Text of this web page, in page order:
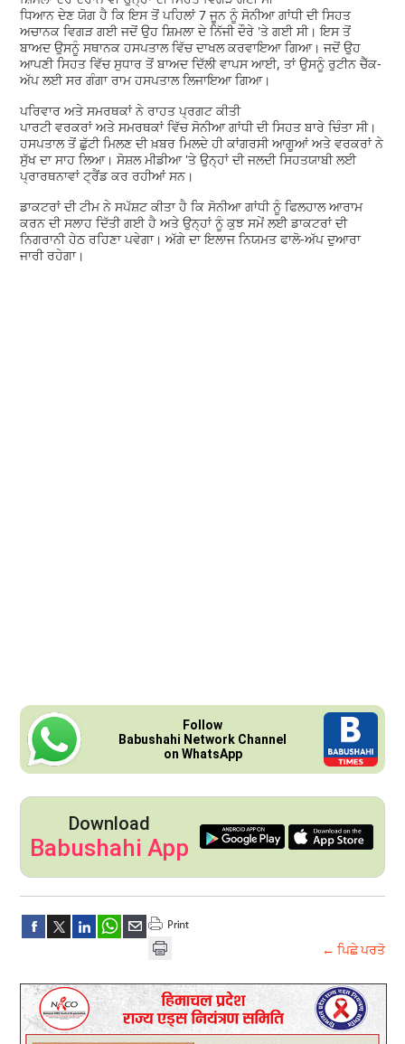
ਧਿਆਨ ਦੇਣ ਯੋਗ ਹੈ ਕਿ ਇਸ ਤੋਂ ਪਹਿਲਾਂ 7 ਜੂਨ ਨੂੰ ਸੋਨੀਆ ਗਾਂਧੀ ਦੀ ਸਿਹਤ
ਅਚਾਨਕ ਵਿਗੜ ਗਈ ਜਦੋਂ ਉਹ ਸ਼ਿਮਲਾ ਦੇ ਨਿੱਜੀ ਦੌਰੇ 'ਤੇ ਗਈ ਸੀ। ਇਸ ਤੋਂ
ਬਾਅਦ ਉਸਨੂੰ ਸਥਾਨਕ ਹਸਪਤਾਲ ਵਿੱਚ ਦਾਖਲ ਕਰਵਾਇਆ ਗਿਆ। ਜਦੋਂ ਉਹ
ਆਪਣੀ ਸਿਹਤ ਵਿੱਚ ਸੁਧਾਰ ਤੋਂ ਬਾਅਦ ਦਿੱਲੀ ਵਾਪਸ ਆਈ, ਤਾਂ ਉਸਨੂੰ ਰੁਟੀਨ ਚੈੱਕ-
ਅੱਪ ਲਈ ਸਰ ਗੰਗਾ ਰਾਮ ਹਸਪਤਾਲ ਲਿਜਾਇਆ ਗਿਆ।
ਪਰਿਵਾਰ ਅਤੇ ਸਮਰਥਕਾਂ ਨੇ ਰਾਹਤ ਪ੍ਰਗਟ ਕੀਤੀ
ਪਾਰਟੀ ਵਰਕਰਾਂ ਅਤੇ ਸਮਰਥਕਾਂ ਵਿੱਚ ਸੋਨੀਆ ਗਾਂਧੀ ਦੀ ਸਿਹਤ ਬਾਰੇ ਚਿੰਤਾ ਸੀ।
ਹਸਪਤਾਲ ਤੋਂ ਛੁੱਟੀ ਮਿਲਣ ਦੀ ਖ਼ਬਰ ਮਿਲਦੇ ਹੀ ਕਾਂਗਰਸੀ ਆਗੂਆਂ ਅਤੇ ਵਰਕਰਾਂ ਨੇ
ਸੁੱਖ ਦਾ ਸਾਹ ਲਿਆ। ਸੋਸ਼ਲ ਮੀਡੀਆ 'ਤੇ ਉਨ੍ਹਾਂ ਦੀ ਜਲਦੀ ਸਿਹਤਯਾਬੀ ਲਈ
ਪ੍ਰਾਰਥਨਾਵਾਂ ਟ੍ਰੈਂਡ ਕਰ ਰਹੀਆਂ ਸਨ।
ਡਾਕਟਰਾਂ ਦੀ ਟੀਮ ਨੇ ਸਪੱਸ਼ਟ ਕੀਤਾ ਹੈ ਕਿ ਸੋਨੀਆ ਗਾਂਧੀ ਨੂੰ ਫਿਲਹਾਲ ਆਰਾਮ
ਕਰਨ ਦੀ ਸਲਾਹ ਦਿੱਤੀ ਗਈ ਹੈ ਅਤੇ ਉਨ੍ਹਾਂ ਨੂੰ ਕੁਝ ਸਮੇਂ ਲਈ ਡਾਕਟਰਾਂ ਦੀ
ਨਿਗਰਾਨੀ ਹੇਠ ਰਹਿਣਾ ਪਵੇਗਾ। ਅੱਗੇ ਦਾ ਇਲਾਜ ਨਿਯਮਤ ਫਾਲੋ-ਅੱਪ ਦੁਆਰਾ
ਜਾਰੀ ਰਹੇਗਾ।
Follow
Babushahi Network Channel
on WhatsApp
Download
Babushahi App
← ਪਿਛੇ ਪਰਤੋ